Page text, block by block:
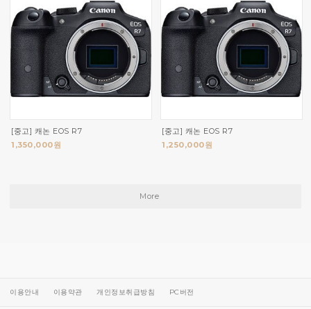
[중고] 캐논 EOS R7
1,350,000원
[중고] 캐논 EOS R7
1,250,000원
More
이용안내 이용약관 개인정보취급방침 PC버전